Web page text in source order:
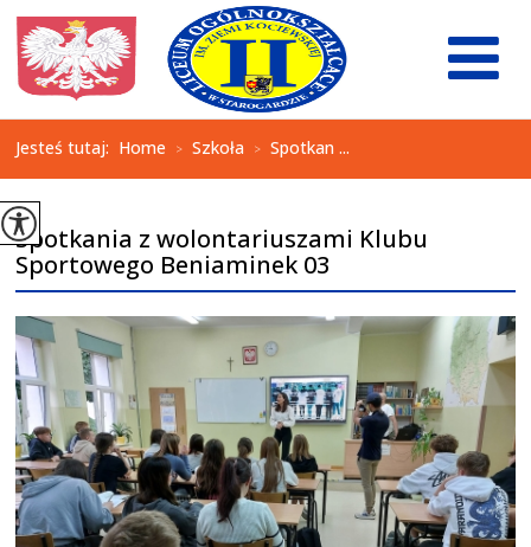
Jesteś tutaj: Home > Szkoła > Spotkan ...
Spotkania z wolontariuszami Klubu
Sportowego Beniaminek 03